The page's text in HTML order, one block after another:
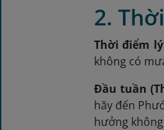
2.
Thời điểm
không có
Đầu tuần
hãy đến
hưởng